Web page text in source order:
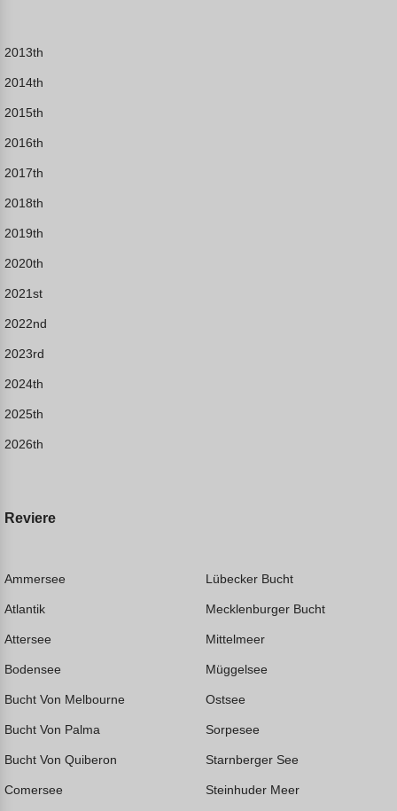
2013th
2014th
2015th
2016th
2017th
2018th
2019th
2020th
2021st
2022nd
2023rd
2024th
2025th
2026th
Reviere
Ammersee
Atlantik
Attersee
Bodensee
Bucht Von Melbourne
Bucht Von Palma
Bucht Von Quiberon
Comersee
Lübecker Bucht
Mecklenburger Bucht
Mittelmeer
Müggelsee
Ostsee
Sorpesee
Starnberger See
Steinhuder Meer